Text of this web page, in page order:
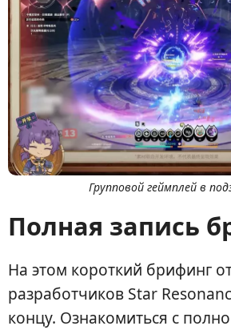
Групповой геймплей в
Полная запись
На этом короткий брифинг
разработчиков Star
концу. Ознакомиться с